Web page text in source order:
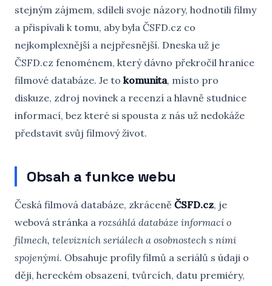
stejným zájmem, sdíleli svoje názory, hodnotili filmy
a přispívali k tomu, aby byla ČSFD.cz co
nejkomplexnější a nejpřesnější. Dneska už je
ČSFD.cz fenoménem, který dávno překročil hranice
filmové databáze. Je to komunita, místo pro
diskuze, zdroj novinek a recenzí a hlavně studnice
informací, bez které si spousta z nás už nedokáže
představit svůj filmový život.
Obsah a funkce webu
Česká filmová databáze, zkráceně ČSFD.cz, je
webová stránka a rozsáhlá databáze informací o
filmech, televizních seriálech a osobnostech s nimi
spojenými. Obsahuje profily filmů a seriálů s údaji o
ději, hereckém obsazení, tvůrcích, datu premiéry,